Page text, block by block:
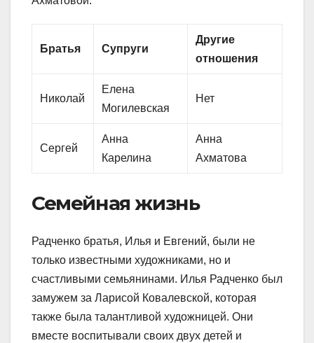
Братья Супруги
Другие
отношения
Николай
Елена
Могилевская
Нет
Сергей
Анна
Карелина
Анна
Ахматова
Семейная жизнь
Радченко братья, Илья и Евгений, были не
только известными художниками, но и
счастливыми семьянинами. Илья Радченко был
замужем за Ларисой Ковалевской, которая
также была талантливой художницей. Они
вместе воспитывали своих двух детей и